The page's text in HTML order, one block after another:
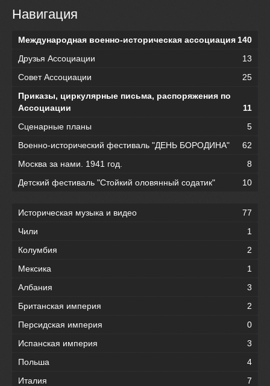
Навигация
Международная военно-историческая ассоциация 140
Друзья Ассоциации
13
Совет Ассоциации
25
Приказы, циркулярные письма, распоряжения по
Ассоциации
11
Сценарные планы
5
Военно-исторический фестиваль "ДЕНЬ БОРОДИНА"
62
Москва за нами. 1941 год.
8
Детский фестиваль "Стойкий оловянный содатик"
10
Историческая музыка и видео
77
Чили
1
Колумбия
2
Мексика
1
Албания
3
Британская империя
2
Персидская империя
0
Испанская империя
3
Польша
4
Италия
7